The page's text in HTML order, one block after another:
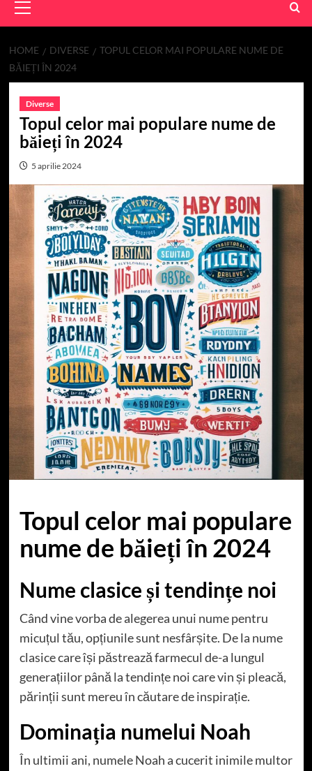
Menu
HOME DIVERSE
TOPUL CELOR MAI POPULARE NUME DE
BĂIEȚI ÎN 2024
Diverse
Topul celor mai populare nume de
băieți în 2024
5 aprilie 2024
Topul celor mai populare
nume de băieți în 2024
Nume clasice și tendințe noi
Când vine vorba de alegerea unui nume pentru
micuțul tău, opțiunile sunt nesfârșite. De la nume
clasice care își păstrează farmecul de-a lungul
generațiilor până la tendințe noi care vin și pleacă,
părinții sunt mereu în căutare de inspirație.
Dominația numelui Noah
În ultimii ani, numele Noah a cucerit inimile multor